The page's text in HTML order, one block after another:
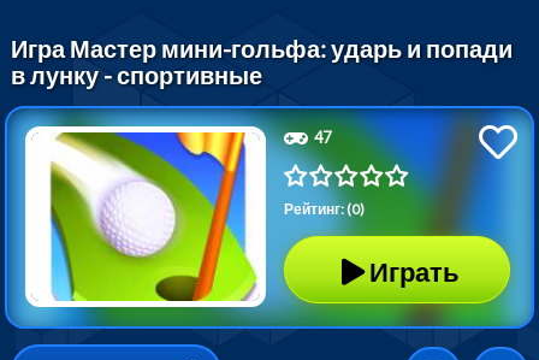
Игра Мастер мини-гольфа: ударь и попади
в лунку - спортивные
47
Рейтинг: (0)
Играть